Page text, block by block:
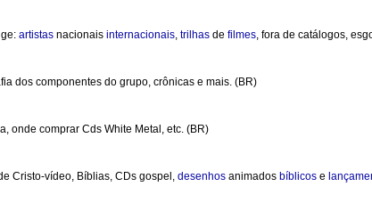
artistas nacionais internacionais, trilhas de filmes, fora de catálogos,
dos componentes do grupo, crônicas e mais. (BR)
onde comprar Cds White Metal, etc. (BR)
Cristo-vídeo, Bíblias, CDs gospel, desenhos animados bíblicos e